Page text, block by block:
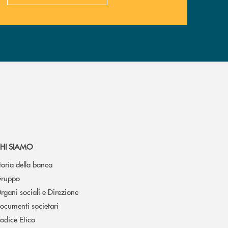
SIAMO
della banca
sociali e Direzione
societari
Etico